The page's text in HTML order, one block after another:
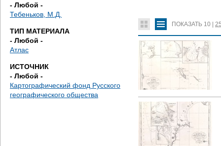
ы
з
д
е
с
- Любой -
Тебеньков, М.Д.
ТИП МАТЕРИАЛА
- Любой -
Атлас
ИСТОЧНИК
- Любой -
Картографический фонд Русского
географического общества
ПОКАЗАТЬ 10